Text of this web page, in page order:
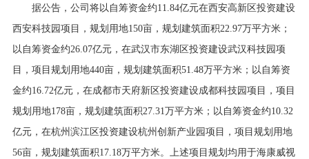
据公告，公司将以自筹资金约11.84亿元在西安高新区投资建设
西安科技园项目，规划用地150亩，规划建筑面积22.97万平方米；
以自筹资金约26.07亿元，在武汉市东湖区投资建设武汉科技园项
目，项目规划用地440亩，规划建筑面积51.48万平方米；以自筹资
金约16.72亿元，在成都市天府新区投资建设成都科技园项目，项目
规划用地178亩，规划建筑面积27.31万平方米；以自筹资金约10.32
亿元，在杭州滨江区投资建设杭州创新产业园项目，项目规划用地
56亩，规划建筑面积17.18万平方米。上述项目规划均用于海康威视